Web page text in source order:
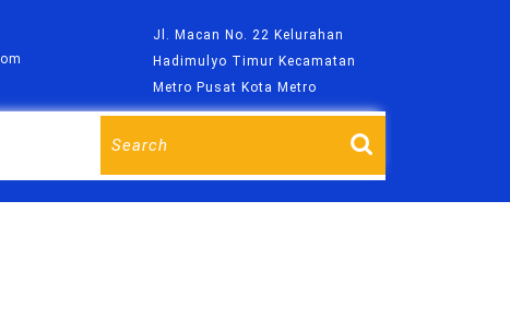
Jl. Macan No. 22 Kelurahan
Hadimulyo Timur Kecamatan
Metro Pusat Kota Metro
Search